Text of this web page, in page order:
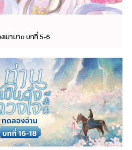
เมามาย บทที่ 5-6